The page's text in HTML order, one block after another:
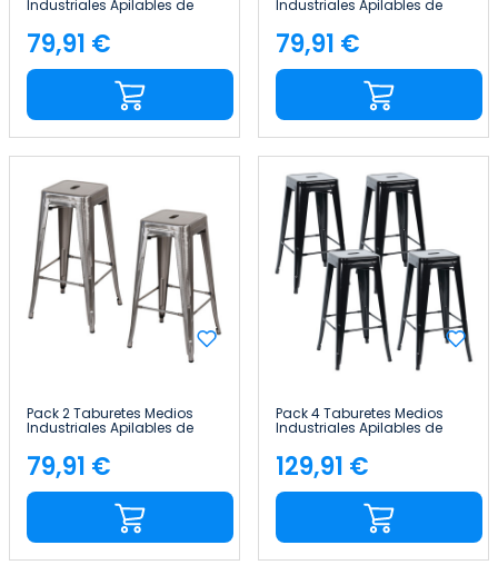
Industriales Apilables de
Acero 43x43x76cm Thinia
Home
Precio
79,91 €
Industriales Apilables de
Acero 43x43x76cm Thinia
Home
Precio
79,91 €
Pack 2 Taburetes Medios
Industriales Apilables de
Acero 43x43x76cm Thinia
Home
Precio
79,91 €
Pack 4 Taburetes Medios
Industriales Apilables de
Acero 43x43x76cm Thinia
Home
Precio
129,91 €